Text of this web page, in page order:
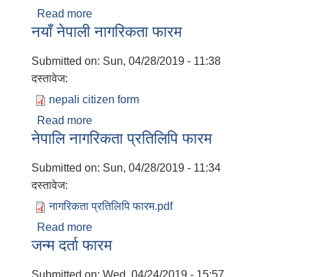
Read more
नयाँ नेपाली नागरिकता फारम
Submitted on: Sun, 04/28/2019 - 11:38
दस्तावेज:
nepali citizen form
Read more
नेपालि नागरिकता प्रतिलिपि फारम
Submitted on: Sun, 04/28/2019 - 11:34
दस्तावेज:
नागरिकता प्रतिलिपि फारम.pdf
Read more
जन्म दर्ता फारम